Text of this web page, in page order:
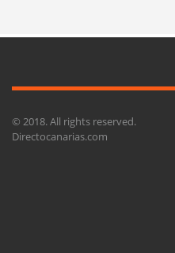
© 2018. All rights reserved.
Directocanarias.com